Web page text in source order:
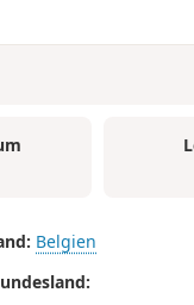
Belgien